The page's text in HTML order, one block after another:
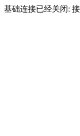
基础连接已经关闭: